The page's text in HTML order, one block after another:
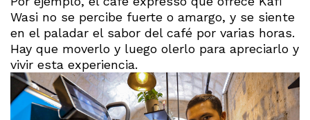
Wasi no se percibe fuerte o amargo, y se siente
en el paladar el sabor del café por varias horas.
Hay que moverlo y luego olerlo para apreciarlo y
vivir esta experiencia.